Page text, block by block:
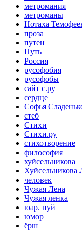
метромания
метроманы
Нотаха
проза
путен
Путь
Россия
русофобия
русофобы
сайт с.ру
сердце
Софья
стеб
Стихи
Стихи.ру
стихотворение
философия
хуйсельникова
Хуйсельникова
человек
Чужая Лена
Чужая ленка
юар. пуй
юмор
ёрш